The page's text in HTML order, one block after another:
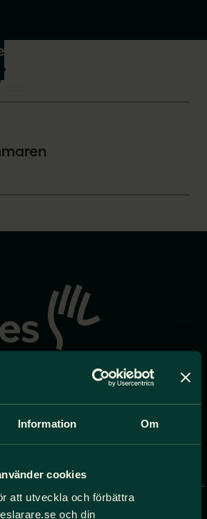
Information Om
cookies
att utveckla och förbättra
och din
Press
på press@sverigeslarare.
se